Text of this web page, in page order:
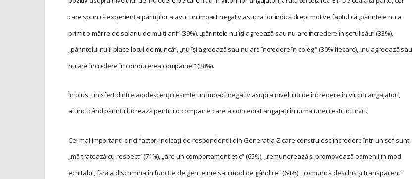
care spun că experiența părinților a avut un impact negativ asupra lor indică drept motive faptul că „părintele nu a
primit o mărire de salariu de mulți ani“ (39%), „părintele nu își agreează sau nu are încredere în șeful său“ (33%),
„părintelui nu îi place locul de muncă“, „nu își agreează sau nu are încredere în colegi“ (30% fiecare), „nu agreează sau
nu are încredere în conducerea companiei“ (28%).
În plus, un sfert dintre adolescenți resimte un impact negativ asupra nivelului de încredere în viitorii angajatori,
atunci când părinții lucrează pentru o companie care a concediat angajați în urma unei restructurări.
Cei mai importanți cinci factori indicați de respondenții din Generația Z care construiesc încredere într-un șef sunt:
„mă tratează cu respect“ (71%), „are un comportament etic“ (65%), „remunerează și promovează oamenii în mod
echitabil, fără a discrimina în funcție de gen, etnie sau mod de gândire“ (64%), „comunică deschis și transparent“